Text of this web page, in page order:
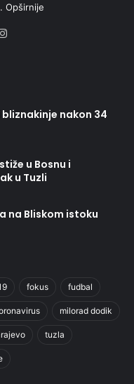
Opširnije
nakon 34
u Bosnu i
u Tuzli
na Bliskom istoku
fokus fudbal
milorad dodik
tuzla